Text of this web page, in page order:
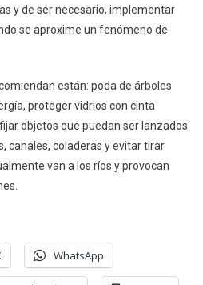
y de ser necesario, implementar
se aproxime un fenómeno de
están: poda de árboles
proteger vidrios con cinta
objetos que puedan ser lanzados
canales, coladeras y evitar tirar
van a los ríos y provocan
WhatsApp